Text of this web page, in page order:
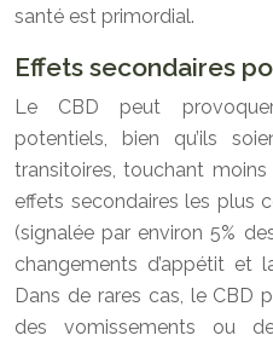
santé est primordial.
Effets secondaires
Le CBD peut
potentiels, bien qu’ils
transitoires, touchant
effets secondaires les plus
(signalée par environ 5%
changements d’appétit et
Dans de rares cas, le CBD
des vomissements ou